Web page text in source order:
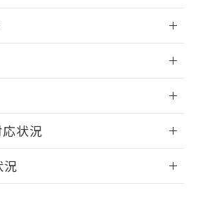
以上
による影響
ます。
グイン/会員登録
状況
・凡例
況
は、対応完了までの期間は出
品が混在することから備考
載しておりました。
応品への在庫切替を完了
ら、特段のことがない限